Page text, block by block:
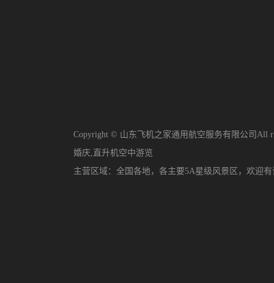
Copyright © 山东飞机之家通用航空服务有限公司All
婚庆, 直升机空中游览
主营区域： 全国各地，各主要5A星级风景区，欢迎